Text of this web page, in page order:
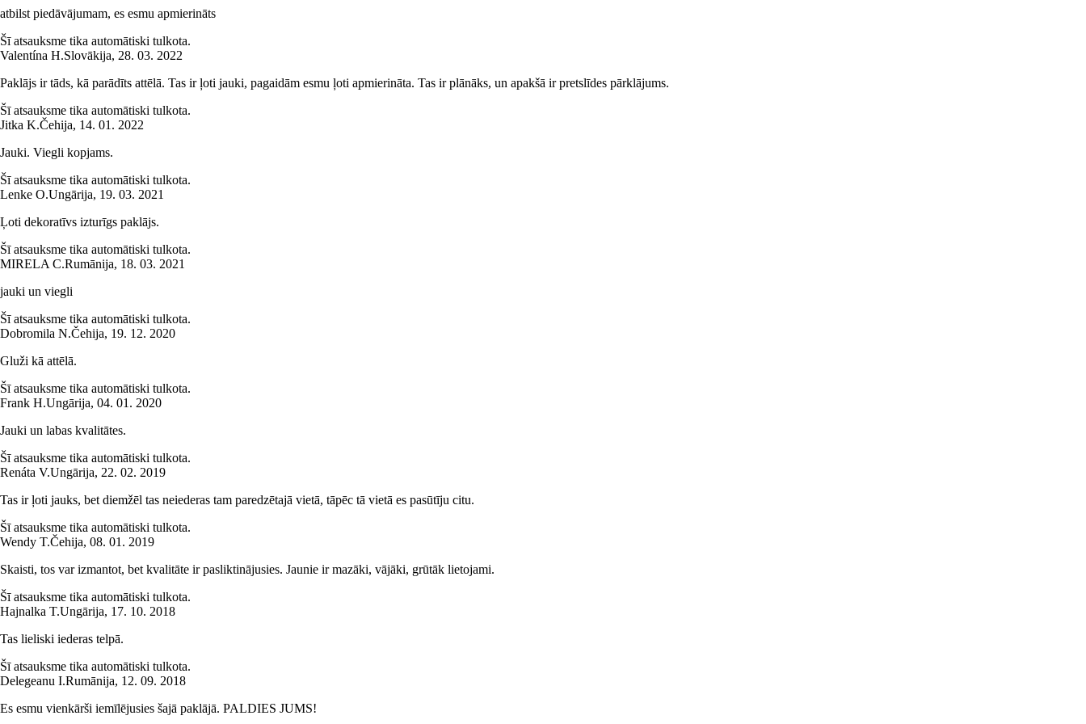
atbilst piedāvājumam, es esmu apmierināts
Šī atsauksme tika automātiski tulkota.
Valentína H.Slovākija, 28. 03. 2022
Paklājs ir tāds, kā parādīts attēlā. Tas ir ļoti jauki, pagaidām esmu ļoti apmierināta. Tas ir plānāks, un apakšā ir pretslīdes pārklājums.
Šī atsauksme tika automātiski tulkota.
Jitka K.Čehija, 14. 01. 2022
Jauki. Viegli kopjams.
Šī atsauksme tika automātiski tulkota.
Lenke O.Ungārija, 19. 03. 2021
Ļoti dekoratīvs izturīgs paklājs.
Šī atsauksme tika automātiski tulkota.
MIRELA C.Rumānija, 18. 03. 2021
jauki un viegli
Šī atsauksme tika automātiski tulkota.
Dobromila N.Čehija, 19. 12. 2020
Gluži kā attēlā.
Šī atsauksme tika automātiski tulkota.
Frank H.Ungārija, 04. 01. 2020
Jauki un labas kvalitātes.
Šī atsauksme tika automātiski tulkota.
Renáta V.Ungārija, 22. 02. 2019
Tas ir ļoti jauks, bet diemžēl tas neiederas tam paredzētajā vietā, tāpēc tā vietā es pasūtīju citu.
Šī atsauksme tika automātiski tulkota.
Wendy T.Čehija, 08. 01. 2019
Skaisti, tos var izmantot, bet kvalitāte ir pasliktinājusies. Jaunie ir mazāki, vājāki, grūtāk lietojami.
Šī atsauksme tika automātiski tulkota.
Hajnalka T.Ungārija, 17. 10. 2018
Tas lieliski iederas telpā.
Šī atsauksme tika automātiski tulkota.
Delegeanu I.Rumānija, 12. 09. 2018
Es esmu vienkārši iemīlējusies šajā paklājā. PALDIES JUMS!